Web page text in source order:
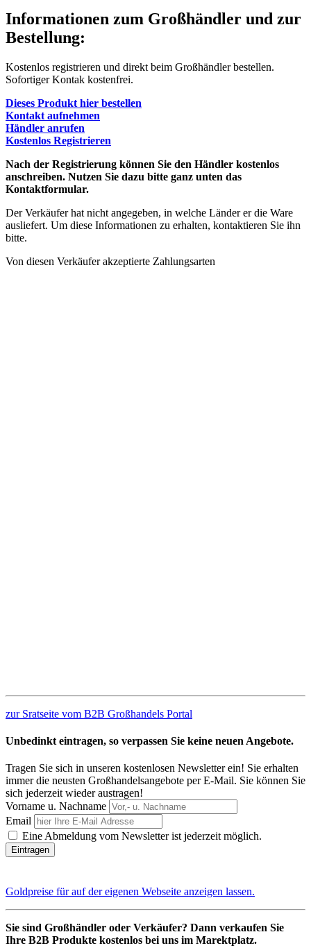
Informationen zum Großhändler und zur
Bestellung:
Kostenlos registrieren und direkt beim Großhändler bestellen.
Sofortiger Kontak kostenfrei.
Dieses Produkt hier bestellen
Kontakt aufnehmen
Händler anrufen
Kostenlos Registrieren
Nach der Registrierung können Sie den Händler kostenlos
anschreiben. Nutzen Sie dazu bitte ganz unten das
Kontaktformular.
Der Verkäufer hat nicht angegeben, in welche Länder er die Ware
ausliefert. Um diese Informationen zu erhalten, kontaktieren Sie ihn
bitte.
Von diesen Verkäufer akzeptierte Zahlungsarten
zur Sratseite vom B2B Großhandels Portal
Unbedinkt eintragen, so verpassen Sie keine neuen Angebote.
Tragen Sie sich in unseren kostenlosen Newsletter ein! Sie erhalten
immer die neusten Großhandelsangebote per E-Mail. Sie können Sie
sich jederzeit wieder austragen!
Vorname u. Nachname
Email
Eine Abmeldung vom Newsletter ist jederzeit möglich.
Goldpreise für auf der eigenen Webseite anzeigen lassen.
Sie sind Großhändler oder Verkäufer? Dann verkaufen Sie
Ihre B2B Produkte kostenlos bei uns im Marektplatz.